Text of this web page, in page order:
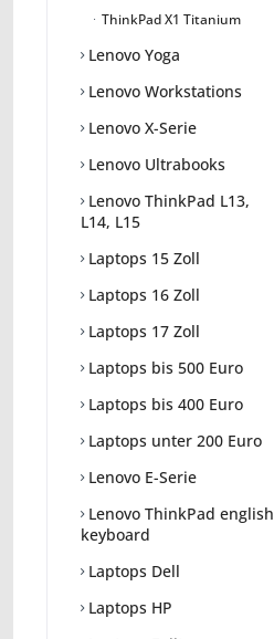
ThinkPad X1 Titanium
Lenovo Yoga
Lenovo Workstations
Lenovo X-Serie
Lenovo Ultrabooks
Lenovo ThinkPad L13,
L14, L15
Laptops 15 Zoll
Laptops 16 Zoll
Laptops 17 Zoll
Laptops bis 500 Euro
Laptops bis 400 Euro
Laptops unter 200 Euro
Lenovo E-Serie
Lenovo ThinkPad english
keyboard
Laptops Dell
Laptops HP